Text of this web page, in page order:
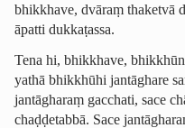
bhikkhave, dvāraṃ thaketvā
āpatti dukkaṭassa.
Tena hi, bhikkhave,
yathā bhikkhūhi jantāghare
jantāgharaṃ gacchati, sace
chaḍḍetabbā. Sace